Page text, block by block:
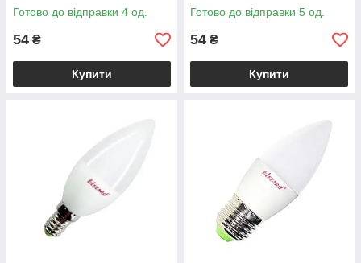
Готово до відправки 4 од.
54 ₴
Купити
Готово до відправки 5 од.
54 ₴
Купити